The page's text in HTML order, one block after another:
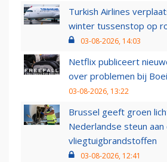
Turkish Airlines
winter tussenstop op
03-08-2026, 14:03
Netflix publiceert
over problemen bij
03-08-2026, 13:22
Brussel geeft groen
Nederlandse steun aan
vliegtuigbrandstoffen
03-08-2026, 12:41